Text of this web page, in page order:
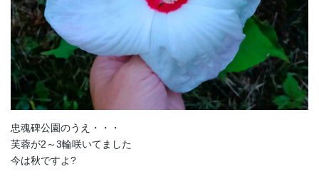
忠魂碑公園のうえ・・・
芙蓉が2～3輪咲いてました
今は秋ですよ?